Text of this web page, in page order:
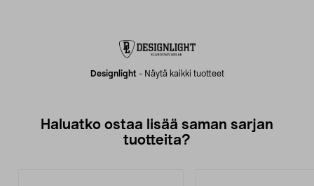
Designlight - Näytä kaikki tuotteet
Haluatko ostaa lisää saman sarjan
tuotteita?